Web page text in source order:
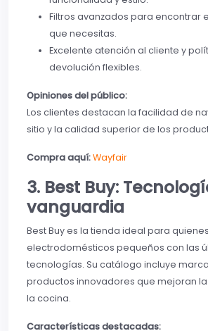
Filtros avanzados para encontrar
que necesitas.
Excelente atención al cliente y
devolución flexibles.
Opiniones del público:
Los clientes destacan la facilidad de
sitio y la calidad superior de los
Compra aquí:Wayfair
3. Best Buy:
vanguardia
Best Buy es la tienda ideal para
electrodomésticos pequeños con las
tecnologías. Su catálogo incluye
productos innovadores que mejoran
la cocina.
Características destacadas: